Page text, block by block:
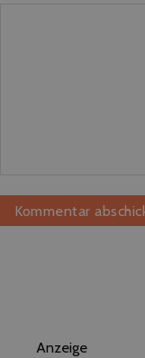
Anzeige